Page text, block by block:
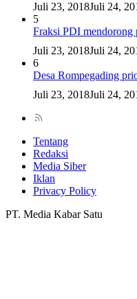
Juli 23, 2018Juli 24,
5
Fraksi PDI mendorong
Juli 23, 2018Juli 24,
6
Desa Rompegading
Juli 23, 2018Juli 24,
Tentang
Redaksi
Media Siber
Iklan
Privacy Policy
PT. Media Kabar Satu